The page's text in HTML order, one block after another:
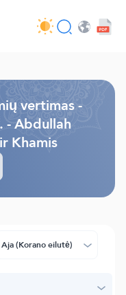
- API
vertimas -
- Abdullah
Khamis
Aja (Korano eilutė)